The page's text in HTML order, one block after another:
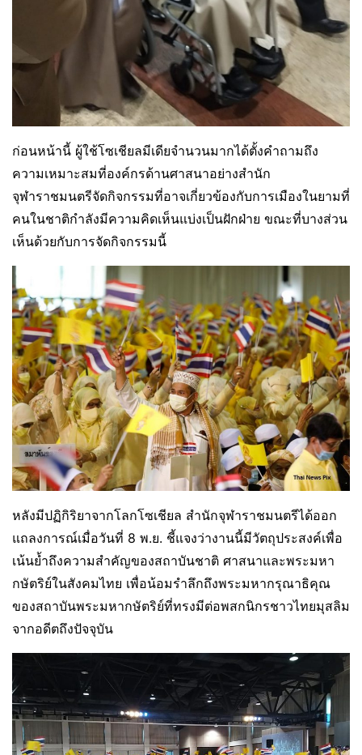
ก่อนหน้านี้ ผู้ใช้โซเชียลมีเดียจำนวนมากได้ตั้งคำถามถึง
ความเหมาะสมที่องค์กรด้านศาสนาอย่างสำนัก
จุฬาราชมนตรีจัดกิจกรรมที่อาจเกี่ยวข้องกับการเมืองในยามที่
คนในชาติกำลังมีความคิดเห็นแบ่งเป็นฝักฝ่าย ขณะที่บางส่วน
เห็นด้วยกับการจัดกิจกรรมนี้
หลังมีปฏิกิริยาจากโลกโซเชียล สำนักจุฬาราชมนตรีได้ออก
แถลงการณ์เมื่อวันที่ 8 พ.ย. ชี้แจงว่างานนี้มีวัตถุประสงค์เพื่อ
เน้นย้ำถึงความสำคัญของสถาบันชาติ ศาสนาและพระมหา
กษัตริย์ในสังคมไทย เพื่อน้อมรำลึกถึงพระมหากรุณาธิคุณ
ของสถาบันพระมหากษัตริย์ที่ทรงมีต่อพสกนิกรชาวไทยมุสลิม
จากอดีตถึงปัจจุบัน